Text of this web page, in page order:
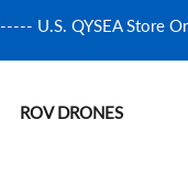
----- U.S. QYSEA Store
ROV DRONES